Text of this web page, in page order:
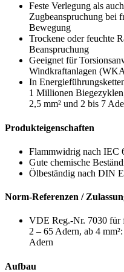
Feste Verlegung als
Zugbeanspruchung bei
Bewegung
Trockene oder feuchte
Beanspruchung
Geeignet für
Windkraftanlagen
In
1 Millionen
2,5 mm² und 2 bis 7
Produkteigenschaften
Flammwidrig nach IEC
Gute chemische
Ölbeständig nach DIN
Norm-Referenzen /
VDE Reg.-Nr. 7030 für
2 – 65 Adern, ab 4
Adern
Aufbau